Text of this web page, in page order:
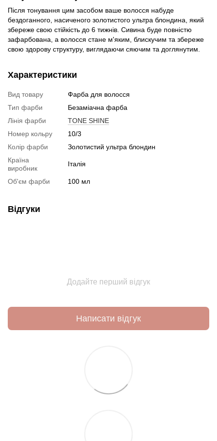
Після тонування цим засобом ваше волосся набуде
бездоганного, насиченого золотистого ультра блондина, який
збереже свою стійкість до 6 тижнів. Сивина буде повністю
зафарбована, а волосся стане м'яким, блискучим та збереже
свою здорову структуру, виглядаючи сяючим та доглянутим.
Характеристики
Вид товару
Фарба для волосся
Тип фарби
Безаміачна фарба
Лінія фарби
TONE SHINE
Номер кольру
10/3
Колір фарби
Золотистий ультра блондин
Країна
виробник
Італія
Об'єм фарби 100 мл
Відгуки
Додайте перший відгук
Написати відгук